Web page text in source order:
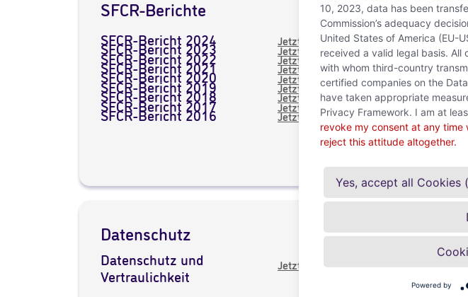
SFCR-Berichte
SFCR-Bericht 2024 Jetzt herunterladen
SFCR-Bericht 2023 Jetzt herunterladen
SFCR-Bericht 2022 Jetzt herunterladen
SFCR-Bericht 2021 Jetzt herunterladen
SFCR-Bericht 2020 Jetzt herunterladen
SFCR-Bericht 2019 Jetzt herunterladen
SFCR-Bericht 2018 Jetzt herunterladen
SFCR-Bericht 2017 Jetzt herunterladen
SFCR-Bericht 2016 Jetzt herunterladen
Datenschutz
Datenschutz und
Vertraulichkeit
Jetzt herunterladen
10, 2023, data has been
Commission’s adequacy
United States of America (EU-
received a valid legal basis. All
with whom third-country
certified companies on the
have taken appropriate
Privacy Framework. I am at
revoke my consent at any
reject this attitude altogether.
Yes, accept all Cookies
Powered by